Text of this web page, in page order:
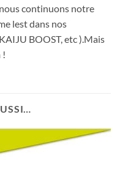
continuons notre
lest dans nos
BOOST, etc ).Mais
!